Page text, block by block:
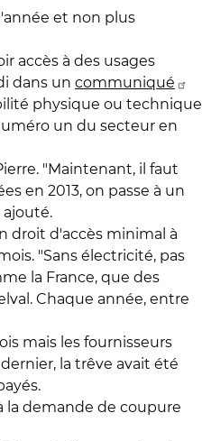
et non plus
accès à des usages
dans un communiqué
physique ou technique
un du secteur en
"Maintenant, il faut
en 2013, on passe à un
droit d'accès minimal à
"Sans électricité, pas
la France, que des
Chaque année, entre
mais les fournisseurs
la trêve avait été
la demande de coupure